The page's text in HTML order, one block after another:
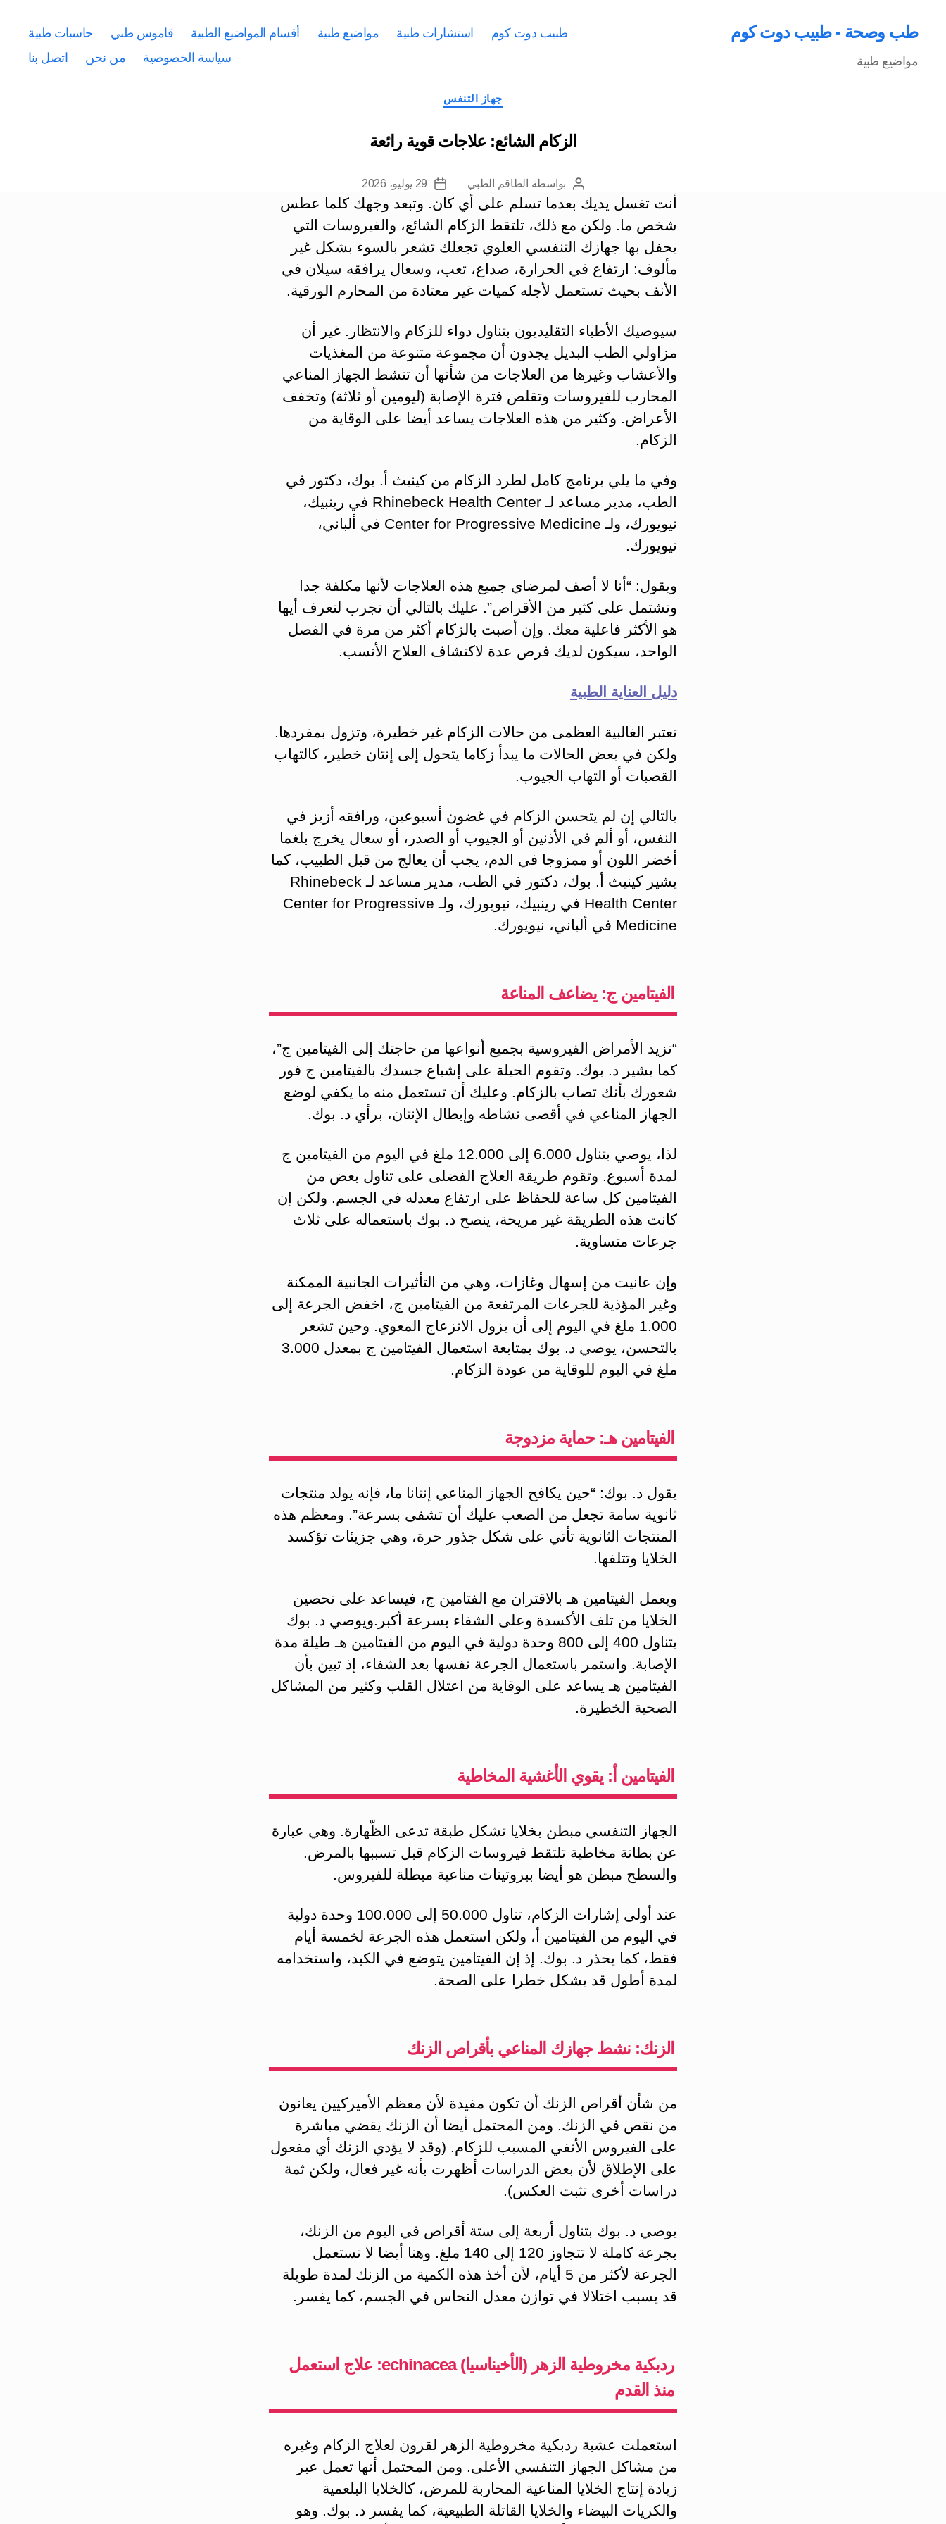
طب وصحة - طبيب دوت كوم
مواضيع طبية
طبيب دوت كوم استشارات طبية مواضيع طبية أقسام المواضيع الطبية قاموس طبي
حاسبات طبية
سياسة الخصوصية
من نحن اتصل بنا
التصنيفات
جهاز التنفس
الزكام الشائع: علاجات قوية رائعة
كاتب
المقالة
بواسطة الطاقم الطبي
تاريخ
المقالة
29 يوليو، 2026
أنت تغسل يديك بعدما تسلم على أي كان. وتبعد وجهك كلما عطس
شخص ما. ولكن مع ذلك، تلتقط الزكام الشائع، والفيروسات التي
يحفل بها جهازك التنفسي العلوي تجعلك تشعر بالسوء بشكل غير
مألوف: ارتفاع في الحرارة، صداع، تعب، وسعال يرافقه سيلان في
الأنف بحيث تستعمل لأجله كميات غير معتادة من المحارم الورقية.
سيوصيك الأطباء التقليديون بتناول دواء للزكام والانتظار. غير أن
مزاولي الطب البديل يجدون أن مجموعة متنوعة من المغذيات
والأعشاب وغيرها من العلاجات من شأنها أن تنشط الجهاز المناعي
المحارب للفيروسات وتقلص فترة الإصابة (ليومين أو ثلاثة) وتخفف
الأعراض. وكثير من هذه العلاجات يساعد أيضا على الوقاية من
الزكام.
وفي ما يلي برنامج كامل لطرد الزكام من كينيث أ. بوك، دكتور في
الطب، مدير مساعد لـ Rhinebeck Health Center في رينبيك،
نيويورك، ولـ Center for Progressive Medicine في ألباني،
نيويورك.
ويقول: “أنا لا أصف لمرضاي جميع هذه العلاجات لأنها مكلفة جدا
وتشتمل على كثير من الأقراص”. عليك بالتالي أن تجرب لتعرف أيها
هو الأكثر فاعلية معك. وإن أصبت بالزكام أكثر من مرة في الفصل
الواحد، سيكون لديك فرص عدة لاكتشاف العلاج الأنسب.
دليل العناية الطبية
تعتبر الغالبية العظمى من حالات الزكام غير خطيرة، وتزول بمفردها.
ولكن في بعض الحالات ما يبدأ زكاما يتحول إلى إنتان خطير، كالتهاب
القصبات أو التهاب الجيوب.
بالتالي إن لم يتحسن الزكام في غضون أسبوعين، ورافقه أزيز في
النفس، أو ألم في الأذنين أو الجيوب أو الصدر، أو سعال يخرج بلغما
أخضر اللون أو ممزوجا في الدم، يجب أن يعالج من قبل الطبيب، كما
يشير كينيث أ. بوك، دكتور في الطب، مدير مساعد لـ Rhinebeck
Health Center في رينبيك، نيويورك، ولـ Center for Progressive
Medicine في ألباني، نيويورك.
الفيتامين ج: يضاعف المناعة
“تزيد الأمراض الفيروسية بجميع أنواعها من حاجتك إلى الفيتامين ج”،
كما يشير د. بوك. وتقوم الحيلة على إشباع جسدك بالفيتامين ج فور
شعورك بأنك تصاب بالزكام. وعليك أن تستعمل منه ما يكفي لوضع
الجهاز المناعي في أقصى نشاطه وإبطال الإنتان، برأي د. بوك.
لذا، يوصي بتناول 6.000 إلى 12.000 ملغ في اليوم من الفيتامين ج
لمدة أسبوع. وتقوم طريقة العلاج الفضلى على تناول بعض من
الفيتامين كل ساعة للحفاظ على ارتفاع معدله في الجسم. ولكن إن
كانت هذه الطريقة غير مريحة، ينصح د. بوك باستعماله على ثلاث
جرعات متساوية.
وإن عانيت من إسهال وغازات، وهي من التأثيرات الجانبية الممكنة
وغير المؤذية للجرعات المرتفعة من الفيتامين ج، اخفض الجرعة إلى
1.000 ملغ في اليوم إلى أن يزول الانزعاج المعوي. وحين تشعر
بالتحسن، يوصي د. بوك بمتابعة استعمال الفيتامين ج بمعدل 3.000
ملغ في اليوم للوقاية من عودة الزكام.
الفيتامين هـ: حماية مزدوجة
يقول د. بوك: “حين يكافح الجهاز المناعي إنتانا ما، فإنه يولد منتجات
ثانوية سامة تجعل من الصعب عليك أن تشفى بسرعة”. ومعظم هذه
المنتجات الثانوية تأتي على شكل جذور حرة، وهي جزيئات تؤكسد
الخلايا وتتلفها.
ويعمل الفيتامين هـ بالاقتران مع الفتامين ج، فيساعد على تحصين
الخلايا من تلف الأكسدة وعلى الشفاء بسرعة أكبر.ويوصي د. بوك
بتناول 400 إلى 800 وحدة دولية في اليوم من الفيتامين هـ طيلة مدة
الإصابة. واستمر باستعمال الجرعة نفسها بعد الشفاء، إذ تبين بأن
الفيتامين هـ يساعد على الوقاية من اعتلال القلب وكثير من المشاكل
الصحية الخطيرة.
الفيتامين أ: يقوي الأغشية المخاطية
الجهاز التنفسي مبطن بخلايا تشكل طبقة تدعى الظّهارة. وهي عبارة
عن بطانة مخاطية تلتقط فيروسات الزكام قبل تسببها بالمرض.
والسطح مبطن هو أيضا ببروتينات مناعية مبطلة للفيروس.
عند أولى إشارات الزكام، تناول 50.000 إلى 100.000 وحدة دولية
في اليوم من الفيتامين أ، ولكن استعمل هذه الجرعة لخمسة أيام
فقط، كما يحذر د. بوك. إذ إن الفيتامين يتوضع في الكبد، واستخدامه
لمدة أطول قد يشكل خطرا على الصحة.
الزنك: نشط جهازك المناعي بأقراص الزنك
من شأن أقراص الزنك أن تكون مفيدة لأن معظم الأميركيين يعانون
من نقص في الزنك. ومن المحتمل أيضا أن الزنك يقضي مباشرة
على الفيروس الأنفي المسبب للزكام. (وقد لا يؤدي الزنك أي مفعول
على الإطلاق لأن بعض الدراسات أظهرت بأنه غير فعال، ولكن ثمة
دراسات أخرى تثبت العكس).
يوصي د. بوك بتناول أربعة إلى ستة أقراص في اليوم من الزنك،
بجرعة كاملة لا تتجاوز 120 إلى 140 ملغ. وهنا أيضا لا تستعمل
الجرعة لأكثر من 5 أيام، لأن أخذ هذه الكمية من الزنك لمدة طويلة
قد يسبب اختلالا في توازن معدل النحاس في الجسم، كما يفسر.
ردبكية مخروطية الزهر (الأخيناسيا) echinacea: علاج استعمل
منذ القدم
استعملت عشبة ردبكية مخروطية الزهر لقرون لعلاج الزكام وغيره
من مشاكل الجهاز التنفسي الأعلى. ومن المحتمل أنها تعمل عبر
زيادة إنتاج الخلايا المناعية المحاربة للمرض، كالخلايا البلعمية
والكريات البيضاء والخلايا القاتلة الطبيعية، كما يفسر د. بوك. وهو